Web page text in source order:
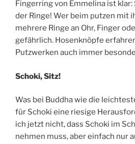
Fingerring von Emmelina ist
der Ringe! Wer beim putzen mit
mehrere Ringe an Ohr, Finger
gefährlich. Hosenknöpfe
Putzwerken auch immer
Schoki, Sitz!
Was bei Buddha wie die
für Schoki eine riesige
ich jetzt nicht, dass Schoki im
nehmen muss, aber einfach nur